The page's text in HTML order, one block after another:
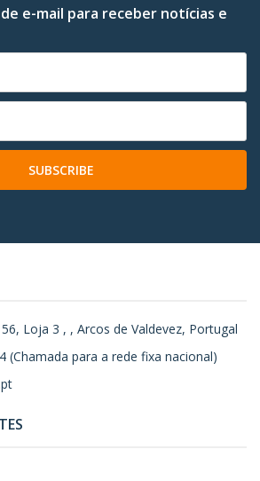
e-mail para receber notícias e
SUBSCRIBE
Loja 3 , , Arcos de Valdevez, Portugal
(Chamada para a rede fixa nacional)